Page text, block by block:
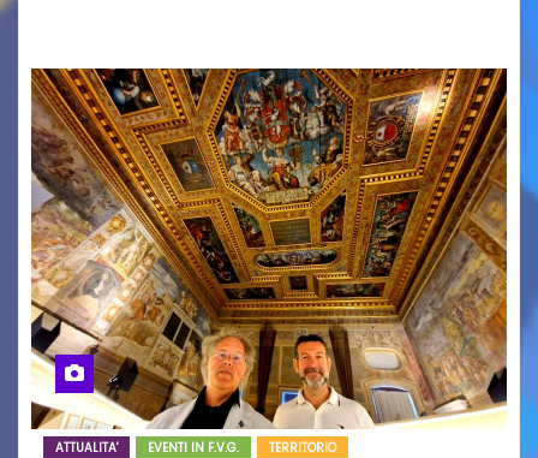
ATTUALITA' EVENTI IN F.V.G. TERRITORIO